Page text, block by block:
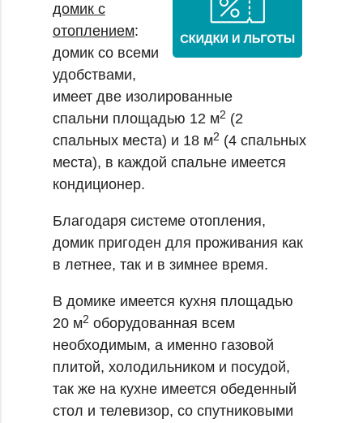
домик с
отоплением:
домик со всеми
удобствами,
имеет две изолированные
спальни площадью 12 м2 (2
спальных места) и 18 м2 (4 спальных
места), в каждой спальне имеется
кондиционер.
Благодаря системе отопления,
домик пригоден для проживания как
в летнее, так и в зимнее время.
В домике имеется кухня площадью
20 м2 оборудованная всем
необходимым, а именно газовой
плитой, холодильником и посудой,
так же на кухне имеется обеденный
стол и телевизор, со спутниковыми